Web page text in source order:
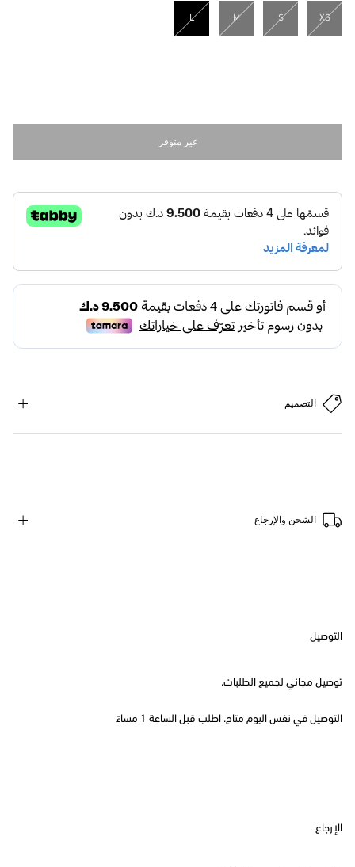
XS
S
M
L
مختار
غير متوفر
التصميم
الشحن والإرجاع
التوصيل
توصيل مجاني لجميع الطلبات.
التوصيل في نفس اليوم متاح. اطلب قبل الساعة 1 مساءً
الإرجاع